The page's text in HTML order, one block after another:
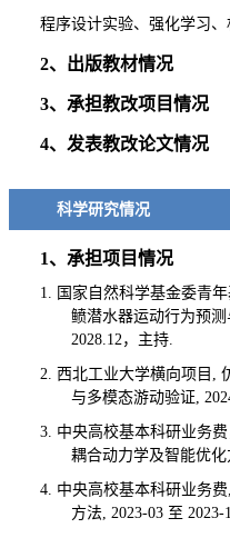
程序设计实验、强化学习
2、出版教材情况
3、承担教改项目情况
4、发表教改论文情况
科学研究情况
1、承担项目情况
1. 国家自然科学基金委青
鲼潜水器运动行为预
2028.12，主持.
2. 西北工业大学横向项目,
与多模态游动验证,
3. 中央高校基本科研业务
耦合动力学及智能优化
4. 中央高校基本科研业务
方法, 2023-03 至 2023-